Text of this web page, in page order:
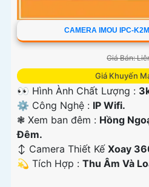
CAMERA IMOU IPC-
Giá Bán:
Giá Khuyến
👀 Hình Ành Chất Lượng :
⚙ Công Nghệ : IP Wifi.
❃ Xem ban đêm : Hồng
Ðêm.
↕️ Camera Thiết Kế Xoay
️💫 Tích Hợp : Thu Âm Và